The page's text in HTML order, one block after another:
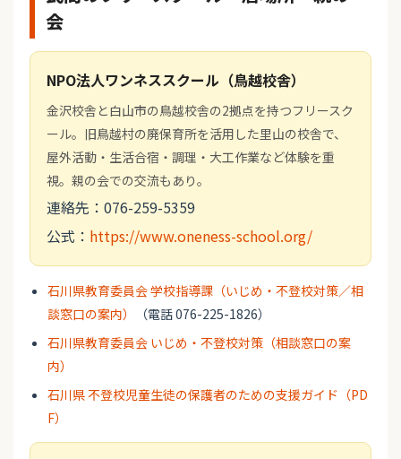
会
NPO法人ワンネススクール（鳥越校舎）
金沢校舎と白山市の鳥越校舎の2拠点を持つフリースク
ール。旧鳥越村の廃保育所を活用した里山の校舎で、
屋外活動・生活合宿・調理・大工作業など体験を重
視。親の会での交流もあり。
連絡先：076-259-5359
公式： https://www.oneness-school.org/
石川県教育委員会 学校指導課（いじめ・不登校対策／相
談窓口の案内）
（電話 076-225-1826）
石川県教育委員会 いじめ・不登校対策（相談窓口の案
内）
石川県 不登校児童生徒の保護者のための支援ガイド（PD
F）